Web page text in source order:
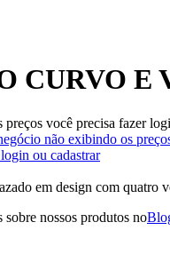
CURVO E
preços você precisa fazer
não exibindo os
ou cadastrar
em design com quatro
sobre nossos produtos no